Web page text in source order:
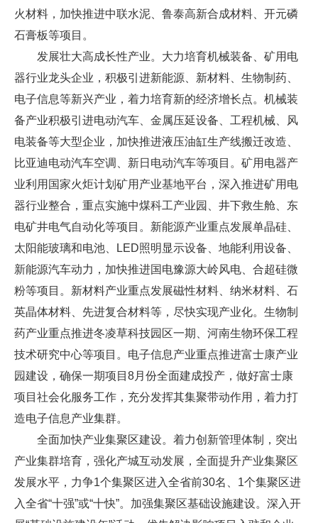
火材料，加快推进中联水泥、鲁泰高新合成材料、开元磷
石膏板等项目。
发展壮大高成长性产业。大力培育机械装备、矿用电
器行业龙头企业，积极引进新能源、新材料、生物制药、
电子信息等新兴产业，着力培育新的经济增长点。机械装
备产业积极引进电动汽车、金属压延设备、工程机械、风
电装备等大型企业，加快推进液压油缸生产线搬迁改造、
比亚迪电动汽车空调、新日电动汽车等项目。矿用电器产
业利用国家火炬计划矿用产业基地平台，深入推进矿用电
器行业整合，重点实施中煤科工产业园、井下救生舱、东
电矿井电气自动化等项目。新能源产业重点发展单晶硅、
太阳能玻璃和电池、LED照明显示设备、地能利用设备、
新能源汽车动力，加快推进国电豫源大岭风电、合超硅微
粉等项目。新材料产业重点发展磁性材料、纳米材料、石
英晶体材料、先进复合材料等，尽快实现产业化。生物制
药产业重点推进冬凌草科技园区一期、河南生物环保工程
技术研究中心等项目。电子信息产业重点推进富士康产业
园建设，确保一期项目8月份全面建成投产，做好富士康
项目社会化服务工作，充分发挥其集聚带动作用，着力打
造电子信息产业集群。
全面加快产业集聚区建设。着力创新管理体制，突出
产业集群培育，强化产城互动发展，全面提升产业集聚区
发展水平，力争1个集聚区进入全省前30名、1个集聚区进
入全省“十强”或“十快”。加强集聚区基础设施建设。深入开